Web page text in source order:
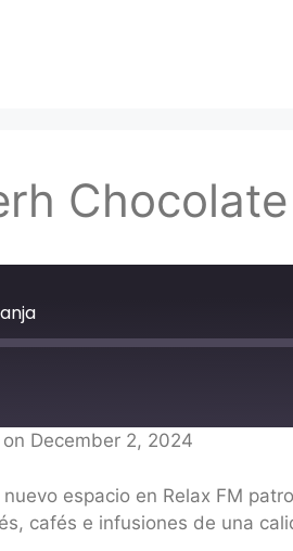
December 2, 2024
espacio en Relax FM
cafés e infusiones de una